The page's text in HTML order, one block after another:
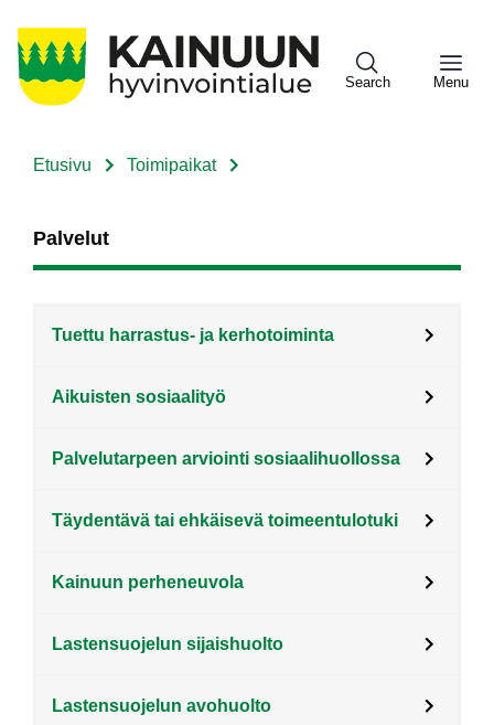
pääsisältöön
Search Menu
Menu
Asiakkaille
Etusivu Toimipaikat
Palvelut
Tuettu harrastus- ja kerhotoiminta
Aikuisten sosiaalityö
Palvelutarpeen arviointi sosiaalihuollossa
Täydentävä tai ehkäisevä toimeentulotuki
Kainuun perheneuvola
Lastensuojelun sijaishuolto
Lastensuojelun avohuolto